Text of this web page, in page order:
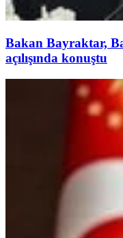
Bakan Bayraktar,
açılışında konuştu